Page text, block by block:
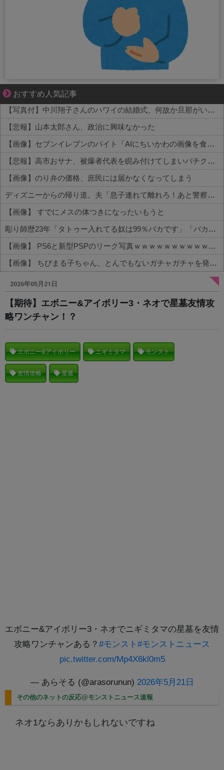
おすすめ人気記事
共感必至の“日常修羅場”短編集！
【写真付】中川翔子さんのハワイの結婚式、何故か旦那がいない
【悲報】山本太郎さん、政治に興味なかった
【画像】セブンイレブンのバイト「AIにちいかわの画像を食わせてっと………できた！」→とんでもないものが出来上がってしまうw w w w w
【悲報】高市おサナ、被爆者代表を睨み付けてしまいバチクソ炎上し始めるｗｗｗｗｗｗｗｗｗ
【画像】のり弁の価格、庶民には届かなくなってしまう
ディズニーからの帰り道。夫「息子連れて離れろ！あと警察に通報！」私「助けて！」駅員「どうしました！？」→トンデモナイことに…
【画像】 すでにメスの体つきになったいもうと
彫り師歴23年「タトゥー入れてる奴は99％バカです」「バカは5000円が好き」無断キャンセル、挨拶できない、金がない…客層をぶっちゃけ
【画像】 PS6と新型PSPのリーク写真ｗｗｗｗｗｗｗｗｗｗｗｗｗｗｗｗｗｗｗ
【画像】 ちびまる子ちゃん、とんでもないガチャガチャを発売してしまうｗｗｗｗ
Powered by livedoor 相互RSS
2026年05月21日
【期待】エボニー&アイボリー3・ネオで星墓友情攻
略ワンチャン！？
エボニー&アイボリー ニギミタマ モンスト
友情攻略 星墓
エボニー&アイボリー3・ネオでニギミタマの星墓を友情
攻略ワンチャンある？ #モンスト #モンストニュース
pic.twitter.com/Mp4X6kl0m5
— あらそる (@arasorunun) 2026年5月21日
その他のネットの反応@モンストニュース速報
ネオ1ならありかもしれないですね